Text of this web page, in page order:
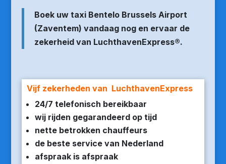
Boek uw taxi Bentelo Brussels Airport
(Zaventem) vandaag nog en ervaar de
zekerheid van LuchthavenExpress®.
Vijf zekerheden van LuchthavenExpress
24/7 telefonisch bereikbaar
wij rijden gegarandeerd op tijd
nette betrokken chauffeurs
de beste service van Nederland
afspraak is afspraak